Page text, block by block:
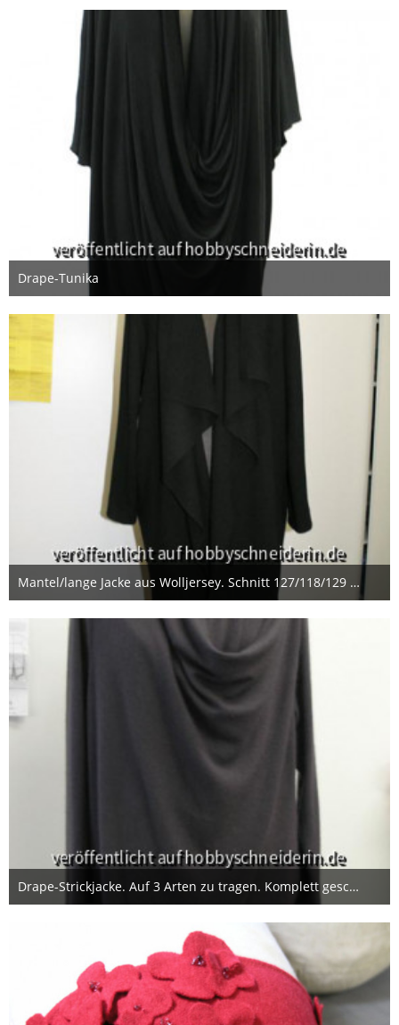
Drape-Tunika
10. Juli 2013
Mantel/lange Jacke aus Wolljersey. Schnitt 127/118/129 Burda 1/2013. Die vorderen Kanten sind unversäubert. Eventuell wird das noch geändert.
25. November 2013
Drape-Strickjacke. Auf 3 Arten zu tragen. Komplett geschlossen, wie auf dem Foto, halb geschlossen oder offen.
5. Januar 2014